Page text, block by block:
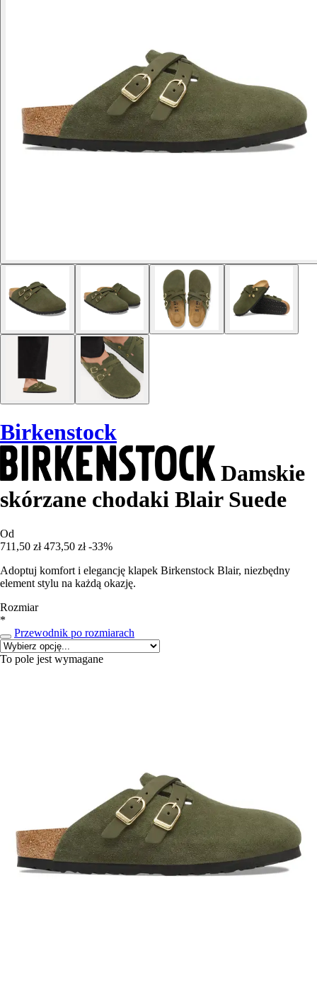
Birkenstock
Damskie
skórzane chodaki Blair Suede
Od
711,50 zł 473,50 zł -33%
Adoptuj komfort i elegancję klapek Birkenstock Blair, niezbędny
element stylu na każdą okazję.
Rozmiar
*
Przewodnik po rozmiarach
To pole jest wymagane